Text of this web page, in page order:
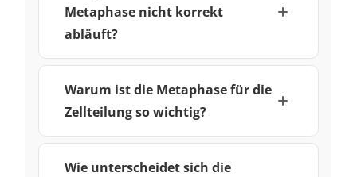
Metaphase nicht korrekt
abläuft?
Warum ist die Metaphase für die
Zellteilung so wichtig?
Wie unterscheidet sich die